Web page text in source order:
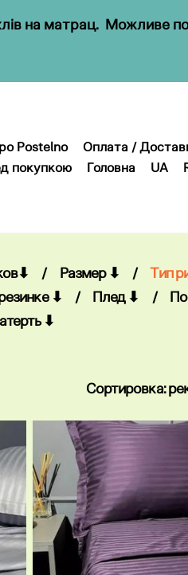
на матрац. Можливе
Postelno
Оплата /
покупкою Головна UA
покупкою Головна UA
/ Размер ⬇ / Тип
⬇ / Плед ⬇ /
⬇
Сортировка: